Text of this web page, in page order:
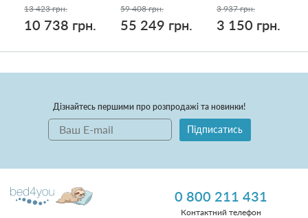
13 423 грн.
10 738 грн.
59 408 грн.
55 249 грн.
3 937 грн.
3 150 грн.
Дізнайтесь першими про розпродажі та новинки!
Підписатись
0 800 211 431
Контактний телефон